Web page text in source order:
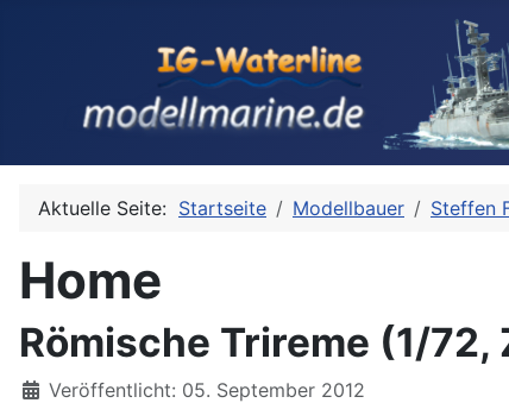
Aktuelle Seite: Startseite Modellbauer Steffen
Home
Römische Trireme (1/
Details
Veröffentlicht: 05. September 2012